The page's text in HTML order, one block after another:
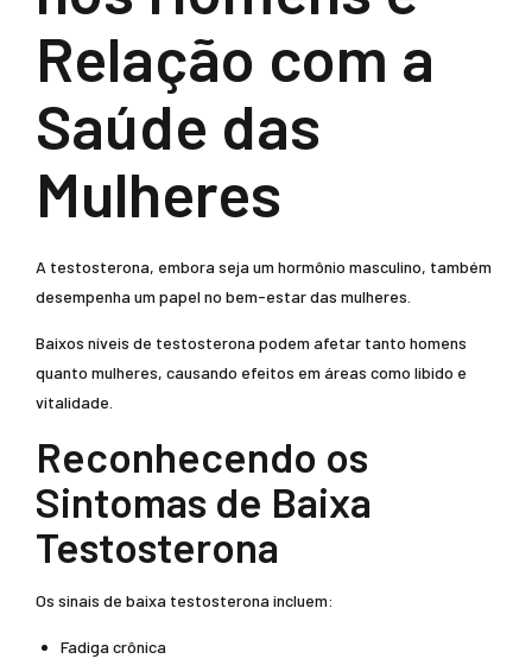
Relação com a
Saúde das
Mulheres
A testosterona, embora seja um hormônio masculino, também
desempenha um papel no bem-estar das mulheres.
Baixos níveis de testosterona podem afetar tanto homens
quanto mulheres, causando efeitos em áreas como libido e
vitalidade.
Reconhecendo os
Sintomas de Baixa
Testosterona
Os sinais de baixa testosterona incluem:
Fadiga crônica